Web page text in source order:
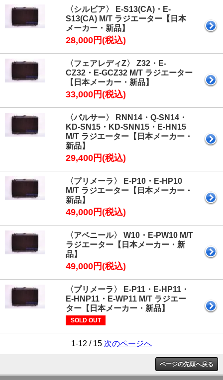
〈シルビア〉 E-S13(CA)・E-
S13(CA) M/T ラジエーター【日本
メーカー・新品】
28,000円(税込)
〈フェアレディZ〉 Z32・E-
CZ32・E-GCZ32 M/T ラジエーター
【日本メーカー・新品】
33,000円(税込)
〈パルサー〉 RNN14・Q-SN14・
KD-SN15・KD-SNN15・E-HN15
M/T ラジエーター【日本メーカー・
新品】
29,400円(税込)
〈プリメーラ〉 E-P10・E-HP10
M/T ラジエーター【日本メーカー・
新品】
49,000円(税込)
〈アベニール〉 W10・E-PW10 M/T
ラジエーター【日本メーカー・新
品】
49,000円(税込)
〈プリメーラ〉 E-P11・E-HP11・
E-HNP11・E-WP11 M/T ラジエー
ター【日本メーカー・新品】
SOLD OUT
1-12 / 15 次のページへ
ページの先頭へ戻る